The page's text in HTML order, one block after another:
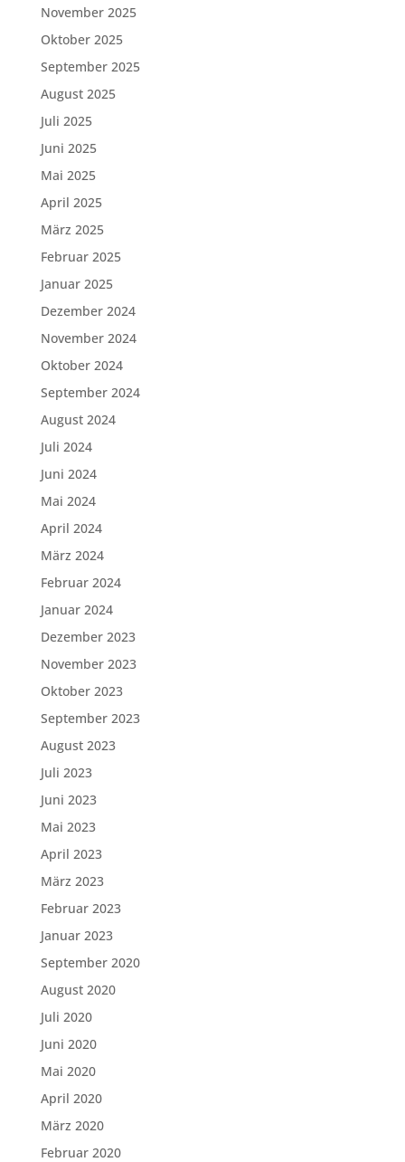
November 2025
Oktober 2025
September 2025
August 2025
Juli 2025
Juni 2025
Mai 2025
April 2025
März 2025
Februar 2025
Januar 2025
Dezember 2024
November 2024
Oktober 2024
September 2024
August 2024
Juli 2024
Juni 2024
Mai 2024
April 2024
März 2024
Februar 2024
Januar 2024
Dezember 2023
November 2023
Oktober 2023
September 2023
August 2023
Juli 2023
Juni 2023
Mai 2023
April 2023
März 2023
Februar 2023
Januar 2023
September 2020
August 2020
Juli 2020
Juni 2020
Mai 2020
April 2020
März 2020
Februar 2020